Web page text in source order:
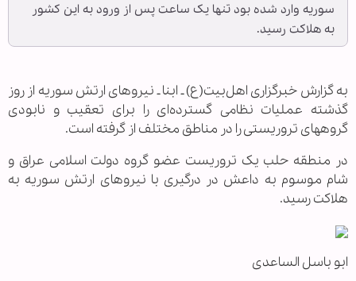
سوریه وارد شده بود تنها یک ساعت پس از ورود به این کشور
به هلاکت رسید.
به گزارش خبرگزاری اهل‌بیت(ع) ـ ابنا ـ نیروهای ارتش سوریه از روز
گذشته عملیات نظامی گسترده‌ای را برای تعقیب و نابودی
گروههای تروریستی را در مناطق مختلف از گرفته است.
در منطقه حلب یک تروریست عضو گروه دولت اسلامی عراق و
شام موسوم به داعش در درگیری با نیروهای ارتش سوریه به
هلاکت رسید.
ابو باسل الساعدی